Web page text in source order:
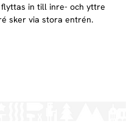
in till inre- och yttre
sker via stora entrén.